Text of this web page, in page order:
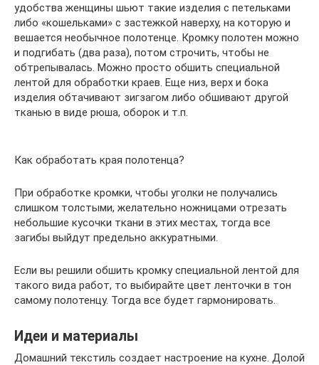
удобства женщины шьют такие изделия с петельками
либо «кошельками» с застежкой наверху, на которую и
вешается необычное полотенце. Кромку полотен можно
и подгибать (два раза), потом строчить, чтобы не
обтрепывалась. Можно просто обшить специальной
лентой для обработки краев. Еще низ, верх и бока
изделия обтачивают зигзагом либо обшивают другой
тканью в виде рюша, оборок и т.п.
Как обработать края полотенца?
При обработке кромки, чтобы уголки не получались
слишком толстыми, желательно ножницами отрезать
небольшие кусочки ткани в этих местах, тогда все
загибы выйдут предельно аккуратными.
Если вы решили обшить кромку специальной лентой для
такого вида работ, то выбирайте цвет ленточки в тон
самому полотенцу. Тогда все будет гармонировать.
Идеи и материалы
Домашний текстиль создает настроение на кухне. Долой